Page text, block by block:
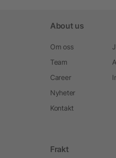
About us
Om oss
Team
Career
Nyheter
Kontakt
Frakt